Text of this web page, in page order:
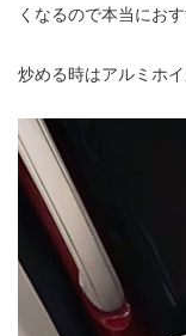
くなるので本当にお
炒める時はアルミホイ